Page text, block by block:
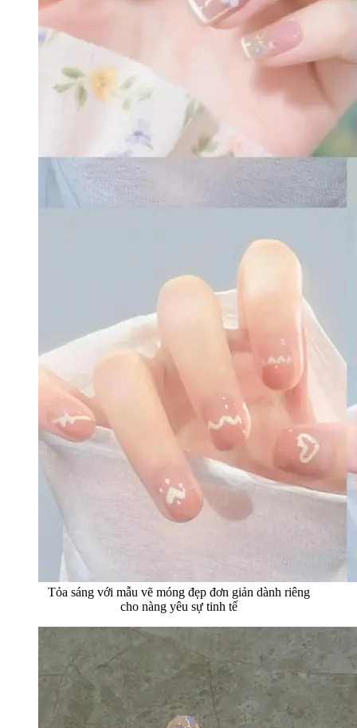
Tỏa sáng với mẫu vẽ móng đẹp đơn giản dành riêng
cho nàng yêu sự tinh tế